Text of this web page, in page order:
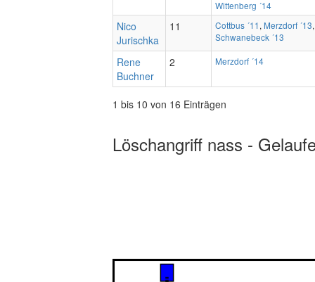
Wittenberg ´14
Nico
Jurischka
11 Cottbus ´11 , Merzdorf ´13
Schwanebeck ´13
Rene
Buchner
2 Merzdorf ´14
1 bis 10 von 16 Einträgen
Löschangriff nass -